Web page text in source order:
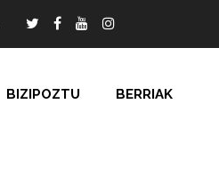
BIZIPOZTU BERRIAK